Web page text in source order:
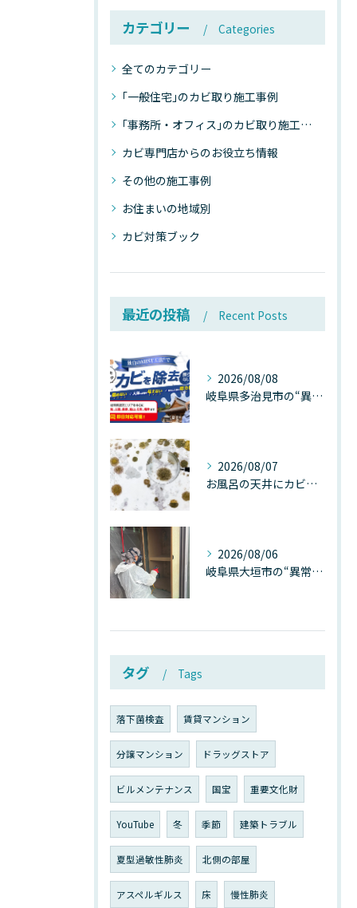
カテゴリー Categories
全てのカテゴリー
｢一般住宅｣のカビ取り施工事例
｢事務所・オフィス｣のカビ取り施工事例
カビ専門店からのお役立ち情報
その他の施工事例
お住まいの地域別
カビ対策ブック
最近の投稿 Recent Posts
2026/08/08
岐阜県多治見市の“異常な高温”が建物内部を破壊する──深層カビが急増する危険な温度差の正体
2026/08/07
お風呂の天井にカビが生えたら要注意！2026年8月の猛暑・高湿度で急増する浴室カビの原因と正しい対策
2026/08/06
岐阜県大垣市の“異常に高い気温”が建物内部を腐らせる──深層カビが爆発的に増える本当の理由
タグ Tags
落下菌検査 賃貸マンション
分譲マンション ドラッグストア
ビルメンテナンス 国宝 重要文化財
YouTube 冬 季節 建築トラブル
夏型過敏性肺炎 北側の部屋
アスペルギルス 床 慢性肺炎